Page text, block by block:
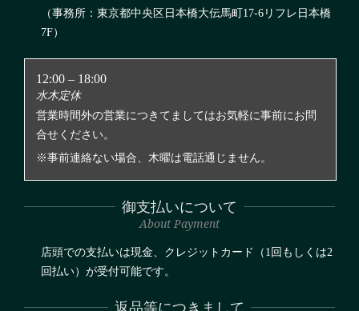
（事務所：東京都中央区日本橋大伝馬町17-6リフレ日本橋
7F）
12:00 – 18:00
水木定休
営業時間外の営業につきてましてはお気軽に事前にお問
合せください。
※事前連絡ない場合、木曜は電話通じません。
御支払いについて
About Payment
店頭での支払いは現金、クレジットカード（1回もしくは2
回払い）が受付可能です。